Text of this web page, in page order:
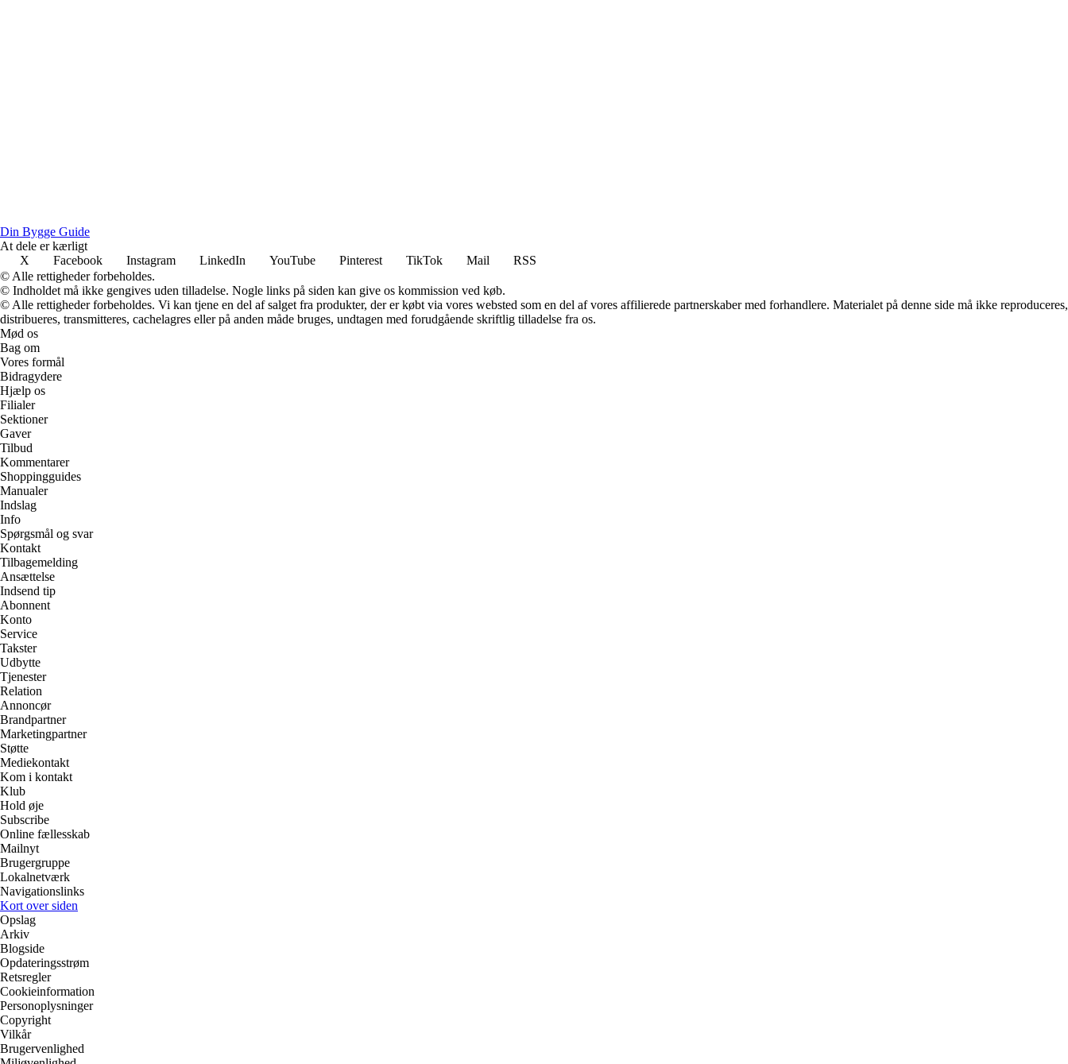
Din Bygge Guide
At dele er kærligt
X
Facebook Instagram LinkedIn YouTube Pinterest TikTok Mail
RSS
© Alle rettigheder forbeholdes.
© Indholdet må ikke gengives uden tilladelse. Nogle links på siden kan give os kommission ved køb.
© Alle rettigheder forbeholdes. Vi kan tjene en del af salget fra produkter, der er købt via vores websted som en del af vores affilierede partnerskaber med forhandlere. Materialet på denne side må ikke reproduceres,
distribueres, transmitteres, cachelagres eller på anden måde bruges, undtagen med forudgående skriftlig tilladelse fra os.
Mød os
Bag om
Vores formål
Bidragydere
Hjælp os
Filialer
Sektioner
Gaver
Tilbud
Kommentarer
Shoppingguides
Manualer
Indslag
Info
Spørgsmål og svar
Kontakt
Tilbagemelding
Ansættelse
Indsend tip
Abonnent
Konto
Service
Takster
Udbytte
Tjenester
Relation
Annoncør
Brandpartner
Marketingpartner
Støtte
Mediekontakt
Kom i kontakt
Klub
Hold øje
Subscribe
Online fællesskab
Mailnyt
Brugergruppe
Lokalnetværk
Navigationslinks
Kort over siden
Opslag
Arkiv
Blogside
Opdateringsstrøm
Retsregler
Cookieinformation
Personoplysninger
Copyright
Vilkår
Brugervenlighed